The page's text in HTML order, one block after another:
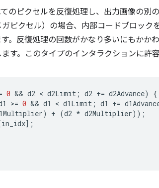
のピクセルを反復処理し、出力画像の別
ピクセル）の場合、内部コードブロック
。反復処理の回数がかなり多いにもかか
す。このタイプのインタラクションに許容
0 && d2 < d2Limit ; d2 += d2Advance)
{
>= 0 && d1 < d1Limit ; d1 +=
) + (d2 * d2Multiplier));
in_idx];